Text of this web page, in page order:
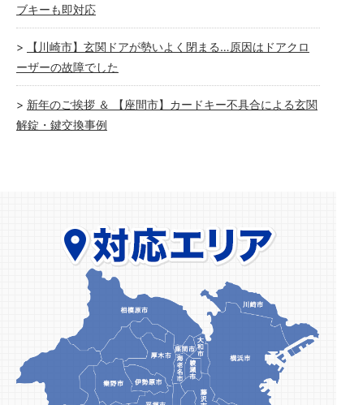
ブキーも即対応
【川崎市】玄関ドアが勢いよく閉まる…原因はドアクロ
ーザーの故障でした
新年のご挨拶 ＆ 【座間市】カードキー不具合による玄関
解錠・鍵交換事例